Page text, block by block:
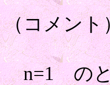
（コメン
n=1 のと